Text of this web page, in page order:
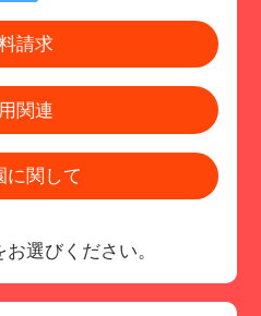
請求
関連
に関して
選びください。